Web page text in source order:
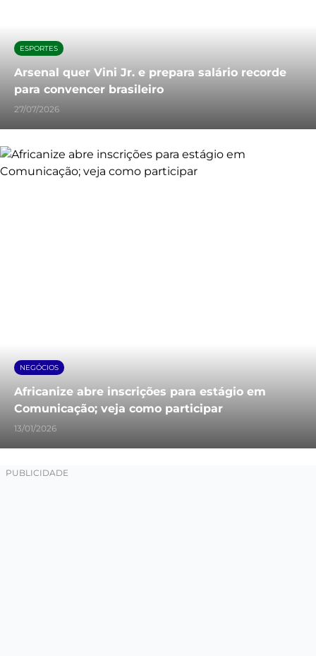
ESPORTES
Arsenal quer Vini Jr. e prepara salário recorde
para convencer brasileiro
27/07/2026
NEGÓCIOS
Africanize abre inscrições para estágio em
Comunicação; veja como participar
13/01/2026